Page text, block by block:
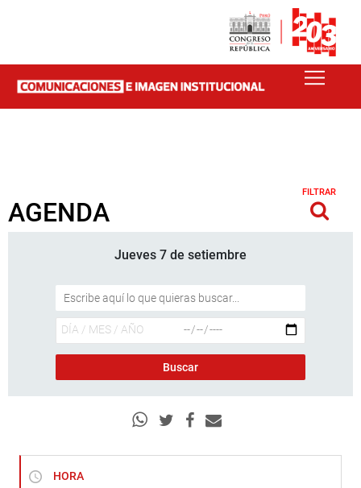
AGENDA
FILTRAR
Jueves 7 de setiembre
HORA